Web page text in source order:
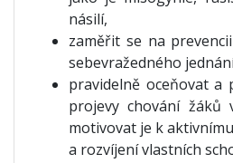
násilí,
zaměřit se na
sebevražedného
pravidelně oceňovat a
projevy chování
motivovat je k
a rozvíjení vlastních